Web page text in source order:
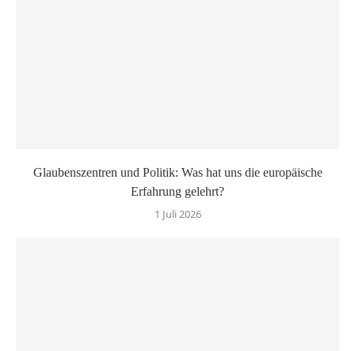
Glaubenszentren und Politik: Was hat uns die europäische
Erfahrung gelehrt?
1 Juli 2026